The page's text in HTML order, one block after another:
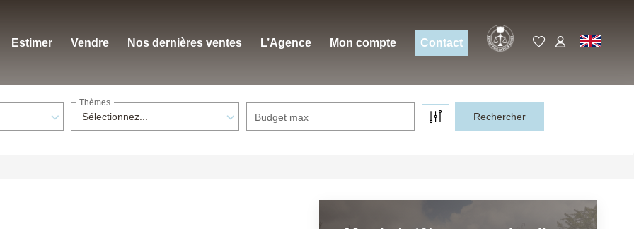
Estimer Vendre Nos dernières ventes L’Agence Mon compte Contact EN
Sélectionnez...
Thèmes
Budget max